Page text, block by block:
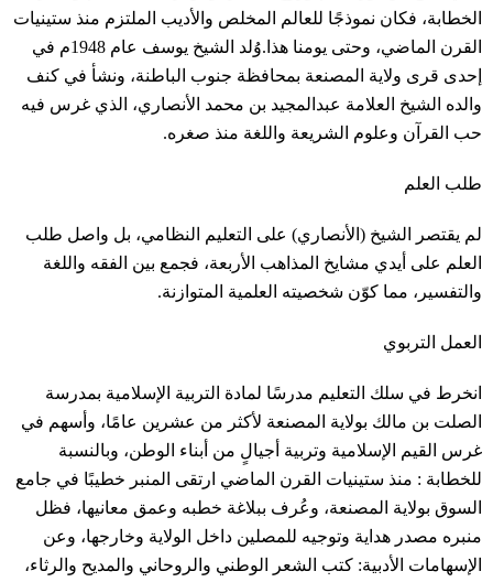
الخطابة، فكان نموذجًا للعالم المخلص والأديب الملتزم منذ ستينيات
القرن الماضي، وحتى يومنا هذا.وُلد الشيخ يوسف عام 1948م في
إحدى قرى ولاية المصنعة بمحافظة جنوب الباطنة، ونشأ في كنف
والده الشيخ العلامة عبدالمجيد بن محمد الأنصاري، الذي غرس فيه
حب القرآن وعلوم الشريعة واللغة منذ صغره.
طلب العلم
لم يقتصر الشيخ (الأنصاري) على التعليم النظامي، بل واصل طلب
العلم على أيدي مشايخ المذاهب الأربعة، فجمع بين الفقه واللغة
والتفسير، مما كوّن شخصيته العلمية المتوازنة.
العمل التربوي
انخرط في سلك التعليم مدرسًا لمادة التربية الإسلامية بمدرسة
الصلت بن مالك بولاية المصنعة لأكثر من عشرين عامًا، وأسهم في
غرس القيم الإسلامية وتربية أجيالٍ من أبناء الوطن، وبالنسبة
للخطابة : منذ ستينيات القرن الماضي ارتقى المنبر خطيبًا في جامع
السوق بولاية المصنعة، وعُرف ببلاغة خطبه وعمق معانيها، فظل
منبره مصدر هداية وتوجيه للمصلين داخل الولاية وخارجها، وعن
الإسهامات الأدبية: كتب الشعر الوطني والروحاني والمديح والرثاء،